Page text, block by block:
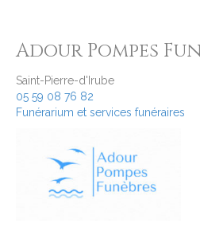
Adour Pompes
Saint-Pierre-d'Irube
05 59 08 76 82
Funérarium et services funéraires